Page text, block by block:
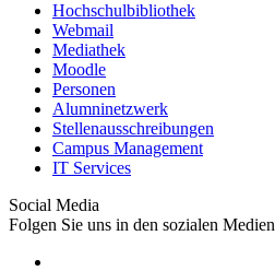
Hochschulbibliothek
Webmail
Mediathek
Moodle
Personen
Alumninetzwerk
Stellenausschreibungen
Campus Management
IT Services
Social Media
Folgen Sie uns in den sozialen Medien